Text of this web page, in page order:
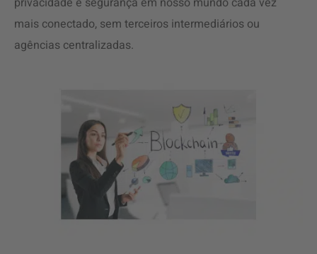
mais conectado, sem terceiros intermediários ou
agências centralizadas.